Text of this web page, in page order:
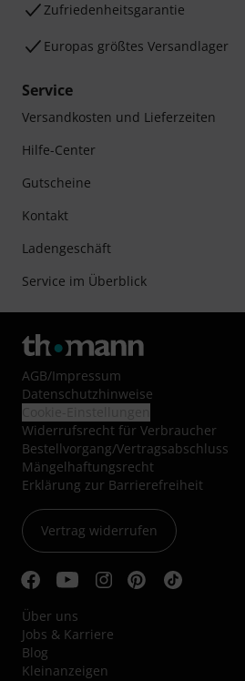
Zufriedenheitsgarantie
Europas größtes Versandlager
Service
Versandkosten und Lieferzeiten
Hilfe-Center
Gutscheine
Kontakt
Ladengeschäft
Service im Überblick
AGB/Impressum
Datenschutzhinweise
Widerrufsrecht für Verbraucher
Bestellvorgang/Vertragsabschluss
Mängelhaftungsrecht
Erklärung zur Barrierefreiheit
Vertrag widerrufen
Über uns
Jobs & Karriere
Blog
Kleinanzeigen